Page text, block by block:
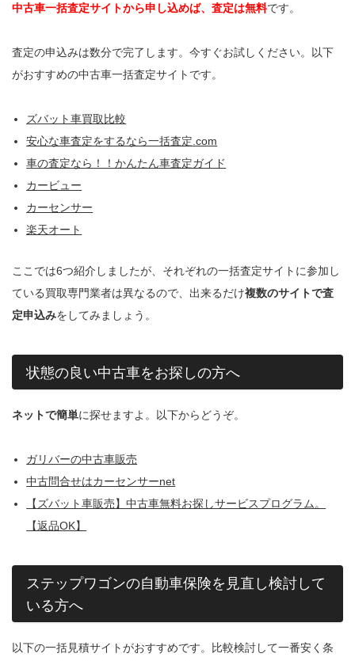
中古車一括査定サイトから申し込めば、査定は無料です。
査定の申込みは数分で完了します。今すぐお試しください。以下
がおすすめの中古車一括査定サイトです。
ズバット車買取比較
安心な車査定をするなら一括査定.com
車の査定なら！！かんたん車査定ガイド
カービュー
カーセンサー
楽天オート
ここでは6つ紹介しましたが、それぞれの一括査定サイトに参加し
ている買取専門業者は異なるので、出来るだけ複数のサイトで査
定申込みをしてみましょう。
状態の良い中古車をお探しの方へ
ネットで簡単に探せますよ。以下からどうぞ。
ガリバーの中古車販売
中古問合せはカーセンサーnet
【ズバット車販売】中古車無料お探しサービスプログラム。
【返品OK】
ステップワゴンの自動車保険を見直し検討して
いる方へ
以下の一括見積サイトがおすすめです。比較検討して一番安く条